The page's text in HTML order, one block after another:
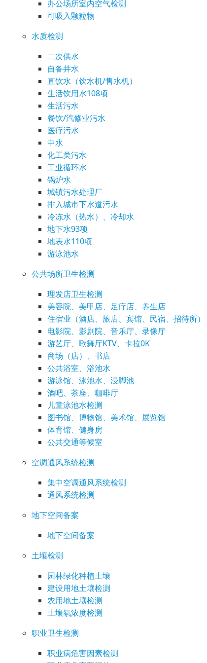
办公场所室内空气检测
可吸入颗粒物
水质检测
二次供水
自备井水
直饮水（饮水机/售水机）
生活饮用水108项
生活污水
餐饮/汽修业污水
医疗污水
中水
化工类污水
工业循环水
锅炉水
城镇污水处理厂
排入城市下水道污水
冷冻水（热水）、冷却水
地下水93项
地表水110项
游泳池水
公共场所卫生检测
理发店卫生检测
美容院、美甲店、足疗店、养生店
住宿业（酒店、旅店、宾馆、民宿、招待所）
电影院、影剧院、音乐厅、录像厅
游艺厅、歌舞厅KTV、卡拉0K
商场（店）、书店
公共浴室、浴池水
游泳馆、泳池水、浸脚池
酒吧、茶座、咖啡厅
儿童泳池水检测
图书馆、博物馆、美术馆、展览馆
体育馆、健身房
公共交通等候室
空调通风系统检测
集中空调通风系统检测
通风系统检测
地下空间备案
地下空间备案
土壤检测
园林绿化种植土壤
建设用地土壤检测
农用地土壤检测
土壤氡浓度检测
职业卫生检测
职业病危害因素检测